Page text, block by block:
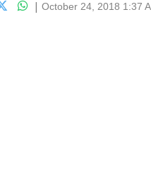
October 24, 2018 1:37
|